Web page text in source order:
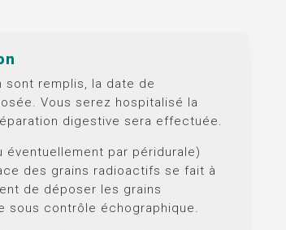
sont remplis, la date de
Vous serez hospitalisé la
digestive sera effectuée.
éventuellement par péridurale)
des grains radioactifs se fait à
de déposer les grains
sous contrôle échographique.